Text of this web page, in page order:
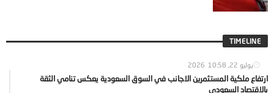
TIMELINE
يوليو 22, 2026 10:58
ارتفاع ملكية المستثمرين الاجانب في السوق السعودية يعكس تنامي الثقة
بالاقتصاد السعودي